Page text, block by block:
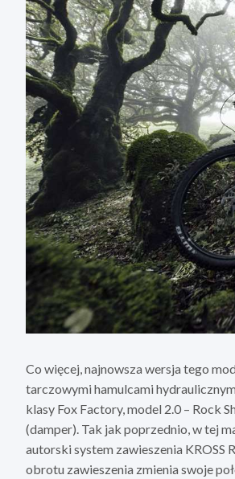
Co więcej, najnowsza wersja tego
tarczowymi hamulcami
klasy Fox Factory, model 2.0 – Rock
(damper). Tak jak poprzednio, w tej
autorski system zawieszenia KROSS
obrotu zawieszenia zmienia swoje